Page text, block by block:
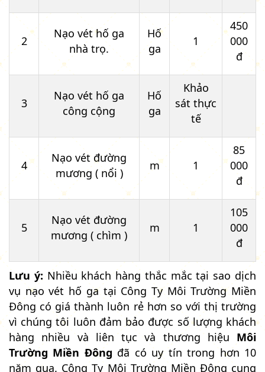
2
Nạo vét hố ga
nhà trọ.
Hố
ga
1
450
000
đ
3
Nạo vét hố ga
công cộng
Hố
ga
Khảo
sát thực
tế
4
Nạo vét đường
mương ( nổi )
m 1
85
000
đ
5
Nạo vét đường
mương ( chìm )
m 1
105
000
đ
Lưu ý: Nhiều khách hàng thắc mắc tại sao dịch
vụ nạo vét hố ga tại Công Ty Môi Trường Miền
Đông có giá thành luôn rẻ hơn so với thị trường
vì chúng tôi luôn đảm bảo được số lượng khách
hàng nhiều và liên tục và thương hiệu Môi
Trường Miền Đông đã có uy tín trong hơn 10
năm qua. Công Ty Môi Trường Miền Đông cung